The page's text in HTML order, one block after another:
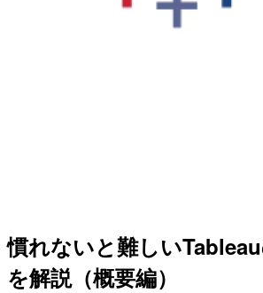
慣れないと難しい
を解説（概要編）